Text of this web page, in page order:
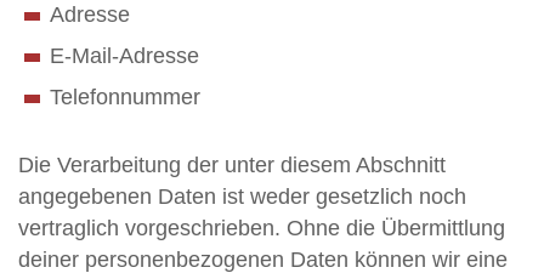
Adresse
E-Mail-Adresse
Telefonnummer
Die Verarbeitung der unter diesem Abschnitt
angegebenen Daten ist weder gesetzlich noch
vertraglich vorgeschrieben. Ohne die Übermittlung
deiner personenbezogenen Daten können wir eine